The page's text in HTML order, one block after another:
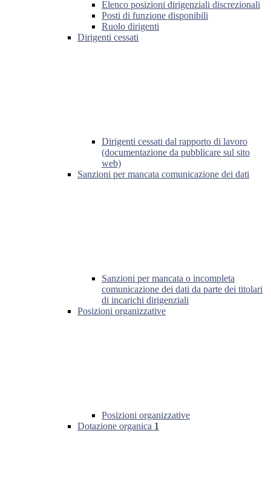
Elenco posizioni dirigenziali discrezionali
Posti di funzione disponibili
Ruolo dirigenti
Dirigenti cessati
Dirigenti cessati dal rapporto di lavoro
(documentazione da pubblicare sul sito
web)
Sanzioni per mancata comunicazione dei dati
Sanzioni per mancata o incompleta
comunicazione dei dati da parte dei titolari
di incarichi dirigenziali
Posizioni organizzative
Posizioni organizzative
Dotazione organica 1